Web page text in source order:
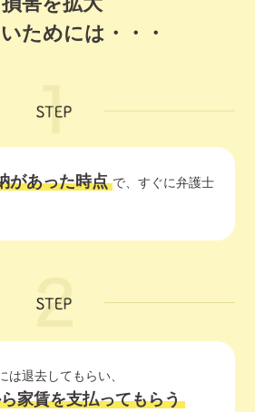
ためには・・・
があった時点 で、すぐに弁護士
は退去してもらい、
家賃を支払ってもらう